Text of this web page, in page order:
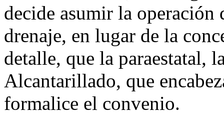
decide asumir la
drenaje, en lugar de la
detalle, que la paraestatal,
Alcantarillado, que
formalice el convenio.